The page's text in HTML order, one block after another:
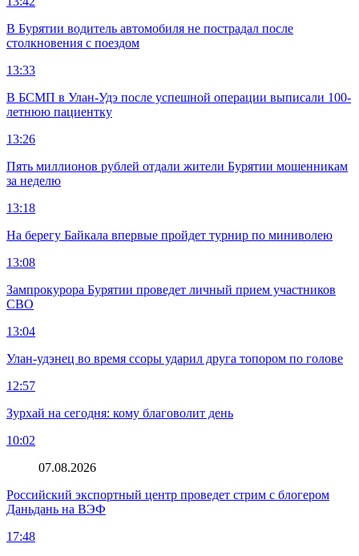
В Бурятии водитель автомобиля не пострадал после
столкновения с поездом
13:33
В БСМП в Улан-Удэ после успешной операции выписали 100-
летнюю пациентку
13:26
Пять миллионов рублей отдали жители Бурятии мошенникам
за неделю
13:18
На берегу Байкала впервые пройдет турнир по миниволею
13:08
Зампрокурора Бурятии проведет личный прием участников
СВО
13:04
Улан-удэнец во время ссоры ударил друга топором по голове
12:57
Зурхай на сегодня: кому благоволит день
10:02
07.08.2026
Российский экспортный центр проведет стрим с блогером
Даньдань на ВЭФ
17:48